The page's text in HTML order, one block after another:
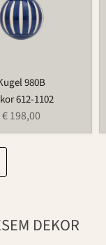
980B
612-1102
€ 198,00
DEKOR